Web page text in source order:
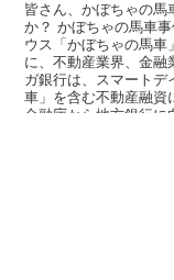
皆さん、かぼちゃの馬
か？ かぼちゃの馬車
ウス「かぼちゃの馬車
に、不動産業界、金
ガ銀行は、スマートデ
車」を含む不動産融資
金融庁から地方銀行に